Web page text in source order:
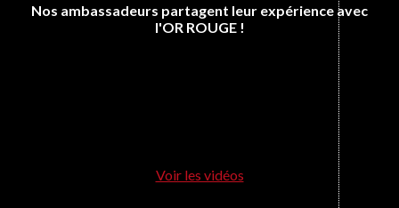
Nos ambassadeurs partagent leur expérience avec
l'OR ROUGE !
Voir les vidéos